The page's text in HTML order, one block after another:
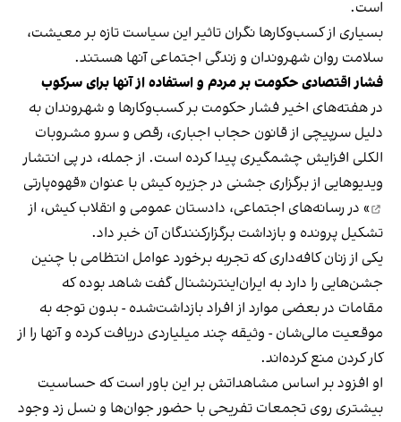
است.
بسیاری از کسب‌وکارها نگران تاثیر این سیاست‌ تازه بر معیشت،
سلامت روان شهروندان و زندگی اجتماعی آنها هستند.
فشار اقتصادی حکومت بر مردم و استفاده از آنها برای سرکوب
در هفته‌های اخیر فشار حکومت بر کسب‌وکارها و شهروندان به
دلیل سرپیچی از قانون حجاب اجباری، رقص و سرو مشروبات
الکلی افزایش چشمگیری پیدا کرده است. از جمله، در پی انتشار
ویدیوهایی از برگزاری جشنی در جزیره کیش با عنوان «قهوه‌پارتی
» در رسانه‌های اجتماعی، دادستان عمومی و انقلاب کیش، از
تشکیل پرونده و بازداشت برگزارکنندگان آن خبر داد.
یکی از زنان کافه‌داری که تجربه برخورد عوامل انتظامی با چنین
جشن‌هایی را دارد به ایران‌اینترنشنال گفت شاهد بوده که
مقامات در بعضی موارد از افراد بازداشت‌‌شده - بدون توجه به
موقعیت مالی‌شان - وثیقه چند میلیاردی دریافت کرده و آنها را از
کار کردن منع کرده‌اند.
او افزود بر اساس مشاهداتش بر این باور است که حساسیت
بیشتری روی تجمعات تفریحی با حضور جوان‌ها و نسل زد وجود